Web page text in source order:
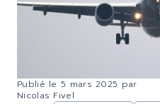
Publié le 5 mars 2025 par
Nicolas Fivel